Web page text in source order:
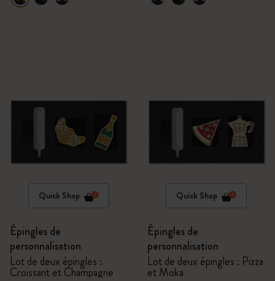
Quick Shop
Épingles de
personnalisation
Lot de deux épingles :
Croissant et Champagne
Quick Shop
Épingles de
personnalisation
Lot de deux épingles : Pizza
et Moka